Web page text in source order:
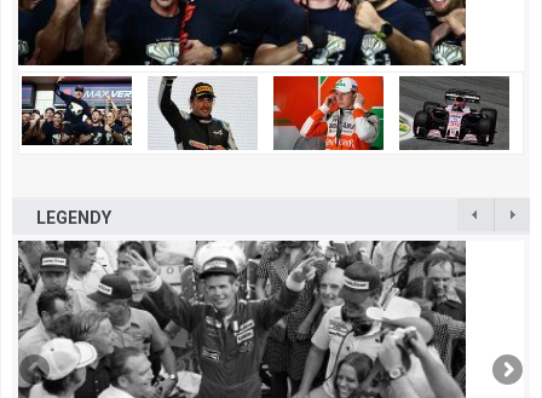
LEGENDY